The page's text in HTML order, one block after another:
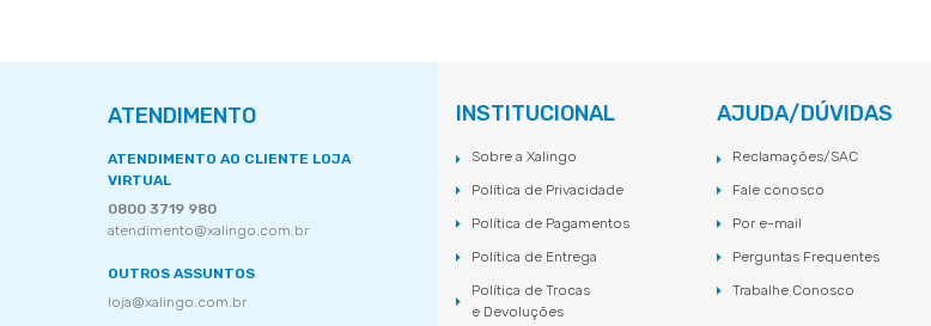
ATENDIMENTO
ATENDIMENTO AO CLIENTE LOJA
VIRTUAL
0800 3719 980
atendimento@xalingo.com.br
OUTROS ASSUNTOS
loja@xalingo.com.br
INSTITUCIONAL
Sobre a Xalingo
Política de Privacidade
Política de Pagamentos
Política de Entrega
Política de Trocas
e Devoluções
AJUDA/DÚVIDAS
Reclamações/SAC
Fale conosco
Por e-mail
Perguntas Frequentes
Trabalhe Conosco